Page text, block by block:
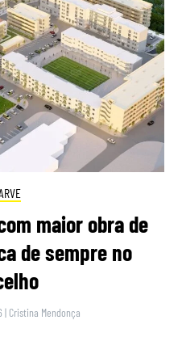
maior obra de
de sempre no
| Cristina Mendonça